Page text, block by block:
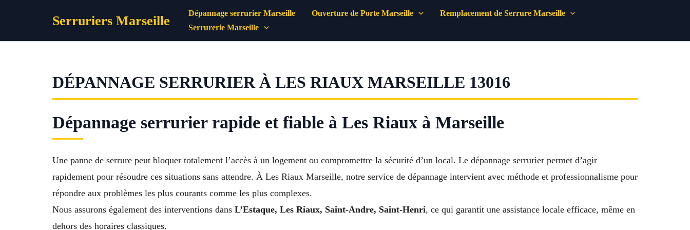
Serruriers Marseille Dépannage serrurier Marseille Ouverture de Porte Marseille
Remplacement de Serrure Marseille
Serrurerie Marseille
DÉPANNAGE SERRURIER À LES RIAUX MARSEILLE 13016
Dépannage serrurier rapide et fiable à Les Riaux à Marseille
Une panne de serrure peut bloquer totalement l’accès à un logement ou compromettre la sécurité d’un local. Le dépannage serrurier permet d’agir
rapidement pour résoudre ces situations sans attendre. À Les Riaux Marseille, notre service de dépannage intervient avec méthode et professionnalisme pour
répondre aux problèmes les plus courants comme les plus complexes.
Nous assurons également des interventions dans L’Estaque, Les Riaux, Saint-Andre, Saint-Henri, ce qui garantit une assistance locale efficace, même en
dehors des horaires classiques.